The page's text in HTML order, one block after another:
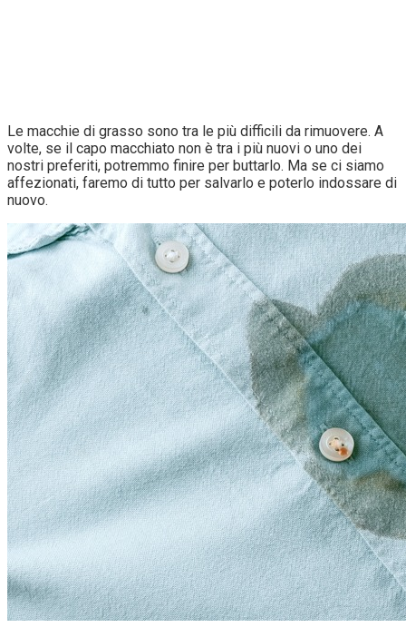
Le macchie di grasso sono tra le più difficili da rimuovere. A
volte, se il capo macchiato non è tra i più nuovi o uno dei
nostri preferiti, potremmo finire per buttarlo. Ma se ci siamo
affezionati, faremo di tutto per salvarlo e poterlo indossare di
nuovo.